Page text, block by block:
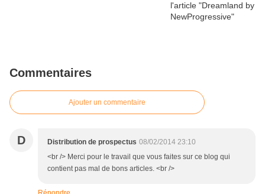
Commentaires
Ajouter un commentaire
D Distribution de prospectus 08/02/2014 23:10
<br /> Merci pour le travail que vous faites sur ce blog qui
contient pas mal de bons articles. <br />